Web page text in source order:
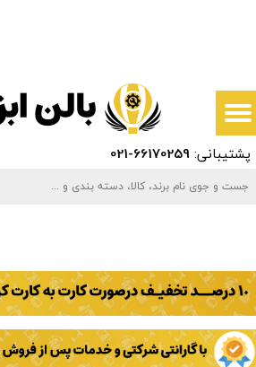
پشتیبانی:66170259
-021
سفارشات
خروج از حساب کاربری